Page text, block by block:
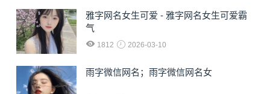
雅字网名女生可爱 - 雅字网名女生可爱霸
气
1812 2026-03-10
雨字微信网名；雨字微信网名女